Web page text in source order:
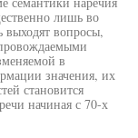
лишь во
выходят вопросы,
в
значения, их
становится
начиная с 70-х